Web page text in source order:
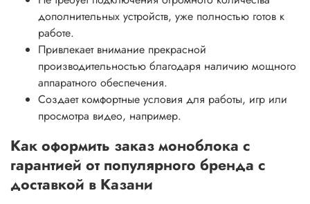
дополнительных устройств, уже полностью готов к
работе.
Привлекает внимание прекрасной
производительностью благодаря наличию мощного
аппаратного обеспечения.
Создает комфортные условия для работы, игр или
просмотра видео, например.
Как оформить заказ моноблока с
гарантией от популярного бренда с
доставкой в Казани